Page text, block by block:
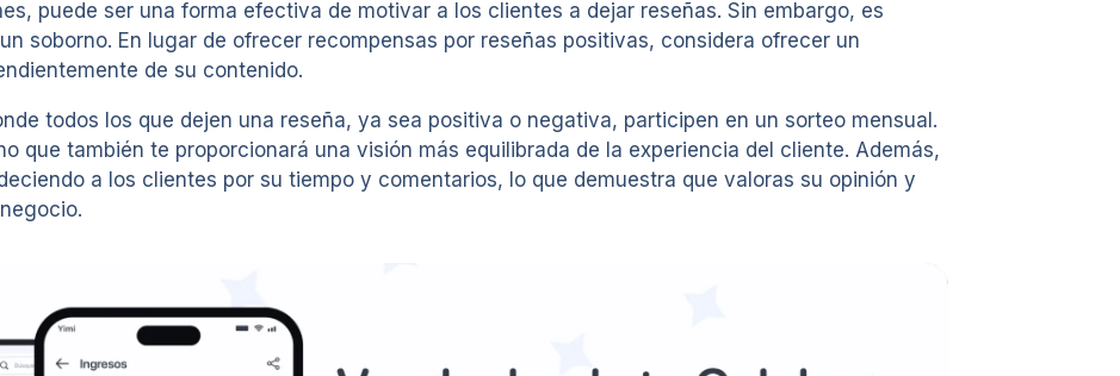
puede ser una forma efectiva de motivar a los clientes a dejar reseñas. Sin embargo, es
soborno. En lugar de ofrecer recompensas por reseñas positivas, considera ofrecer un
de su contenido.
todos los que dejen una reseña, ya sea positiva o negativa, participen en un sorteo mensual.
que también te proporcionará una visión más equilibrada de la experiencia del cliente. Además,
a los clientes por su tiempo y comentarios, lo que demuestra que valoras su opinión y